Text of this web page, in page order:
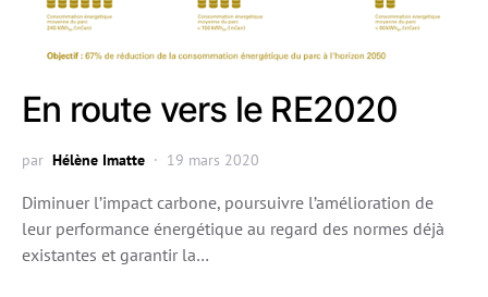
En route vers le RE2020
par Hélène Imatte 19 mars 2020
Diminuer l’impact carbone, poursuivre l’amélioration de
leur performance énergétique au regard des normes déjà
existantes et garantir la…